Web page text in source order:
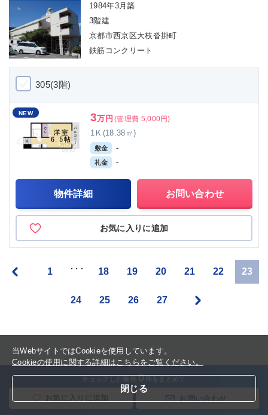
チェックした物件 0件をまとめて
1984年3月築
3階建
京都市西京区大枝沓掛町
鉄筋コンクリート
305(3階)
NEW 3万円 (管理費 5,000円)
1Ｋ(18.38㎡)
敷金 -
礼金 -
物件詳細 お問い合わせ
お気に入りに追加
1 ･･･ 18 19 20 21 22 23
24 25 26 27
現在の検索条件の
おすすめ物件
当WebサイトではCookieを使用しています。
Cookieの使用に関する詳細はこちらをご覧ください。
閉じる